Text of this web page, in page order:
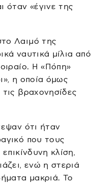
όταν «έγινε της
Λαιμό της
ναυτικά μίλια από
Η «Πόπη»
η οποία όμως
βραχονησίδες
ότι ήταν
που τους
κλίση,
ενώ η στεριά
μακριά. Το